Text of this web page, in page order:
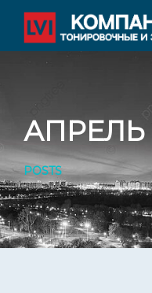
УСЛУГИ ТОНИРОВАНИЯ
СЕРТИФИКАТЫ
ФИЛИАЛЫ
АПРЕЛЬ
POSTS